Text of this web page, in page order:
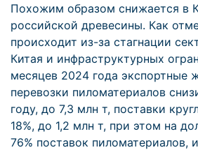
Похожим образом снижается в
российской древесины. Как
происходит из-за стагнации
Китая и инфраструктурных
месяцев 2024 года экспортные
перевозки пиломатериалов
году, до 7,3 млн т, поставки
18%, до 1,2 млн т, при этом на
76% поставок пиломатериалов,